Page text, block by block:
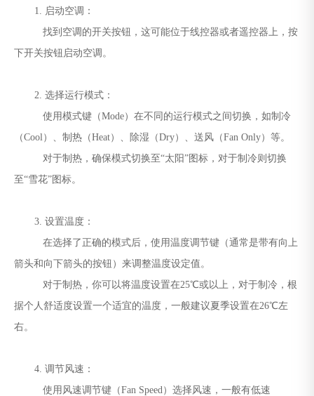
1. 启动空调：
找到空调的开关按钮，这可能位于线控器或者遥控器上，按
下开关按钮启动空调。
2. 选择运行模式：
使用模式键（Mode）在不同的运行模式之间切换，如制冷
（Cool）、制热（Heat）、除湿（Dry）、送风（Fan Only）等。
对于制热，确保模式切换至“太阳”图标，对于制冷则切换
至“雪花”图标。
3. 设置温度：
在选择了正确的模式后，使用温度调节键（通常是带有向上
箭头和向下箭头的按钮）来调整温度设定值。
对于制热，你可以将温度设置在25℃或以上，对于制冷，根
据个人舒适度设置一个适宜的温度，一般建议夏季设置在26℃左
右。
4. 调节风速：
使用风速调节键（Fan Speed）选择风速，一般有低速